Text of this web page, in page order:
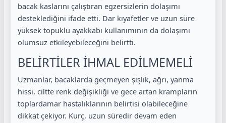
bacak kaslarını çalıştıran egzersizlerin dolaşımı
desteklediğini ifade etti. Dar kıyafetler ve uzun süre
yüksek topuklu ayakkabı kullanımının da dolaşımı
olumsuz etkileyebileceğini belirtti.
BELİRTİLER İHMAL EDİLMEMELİ
Uzmanlar, bacaklarda geçmeyen şişlik, ağrı, yanma
hissi, ciltte renk değişikliği ve gece artan krampların
toplardamar hastalıklarının belirtisi olabileceğine
dikkat çekiyor. Kurç, uzun süredir devam eden